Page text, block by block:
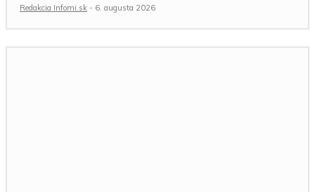
Redakcia Infomi.sk - 6. augusta 2026